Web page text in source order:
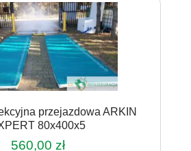
przejazdowa ARKIN
80x400x5
560,00 zł